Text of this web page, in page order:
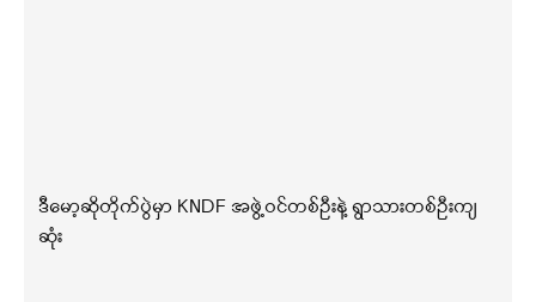
ဒီမော့ဆိုတိုက်ပွဲမှာ KNDF အဖွဲ့ဝင်တစ်ဦးနဲ့ ရွာသားတစ်ဦးကျ
ဆုံး